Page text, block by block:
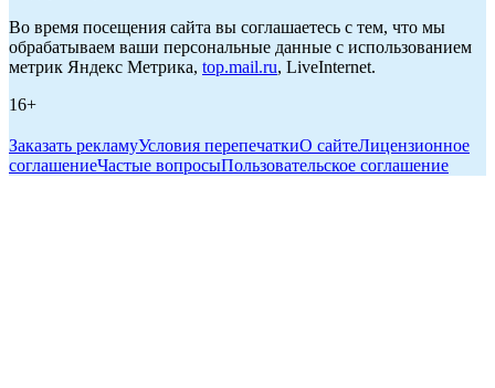
Во время посещения сайта вы соглашаетесь с тем, что мы
обрабатываем ваши персональные данные с использованием
метрик Яндекс Метрика, top.mail.ru, LiveInternet.
16+
Заказать рекламуУсловия перепечаткиО сайтеЛицензионное
соглашениеЧастые вопросыПользовательское соглашение